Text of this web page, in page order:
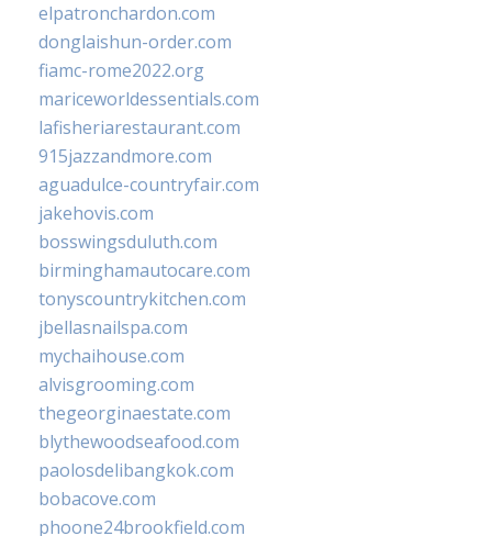
elpatronchardon.com
donglaishun-order.com
fiamc-rome2022.org
mariceworldessentials.com
lafisheriarestaurant.com
915jazzandmore.com
aguadulce-countryfair.com
jakehovis.com
bosswingsduluth.com
birminghamautocare.com
tonyscountrykitchen.com
jbellasnailspa.com
mychaihouse.com
alvisgrooming.com
thegeorginaestate.com
blythewoodseafood.com
paolosdelibangkok.com
bobacove.com
phoone24brookfield.com